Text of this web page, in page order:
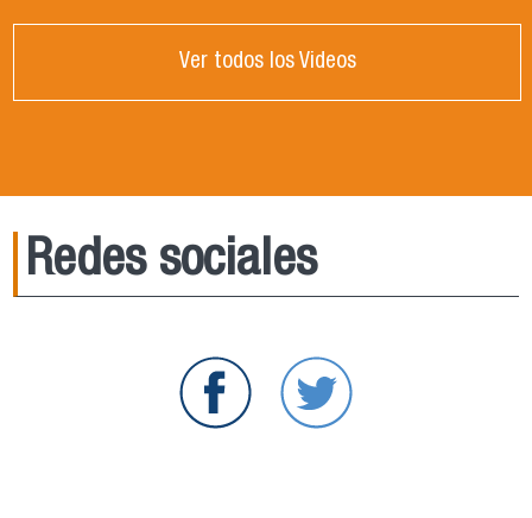
Ver todos los Videos
Redes sociales